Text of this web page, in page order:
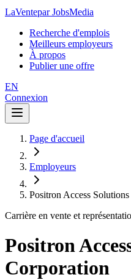
LaVentepar JobsMedia
Recherche d'emplois
Meilleurs employeurs
À propos
Publier une offre
EN
Connexion
Page d'accueil
Employeurs
Positron Access
Carrière en vente et
Positron
Corporation